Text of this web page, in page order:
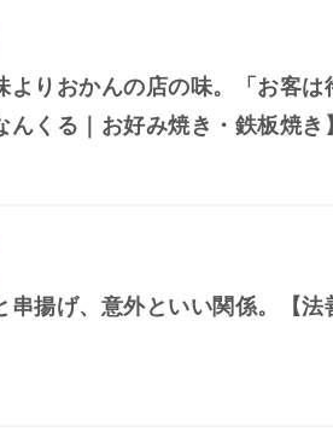
よりおかんの店の味。「お客
んくる｜お好み焼き・鉄板焼き
串揚げ、意外といい関係。【法